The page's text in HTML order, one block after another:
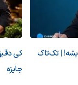
| تک‌تاک
کی
جایزه